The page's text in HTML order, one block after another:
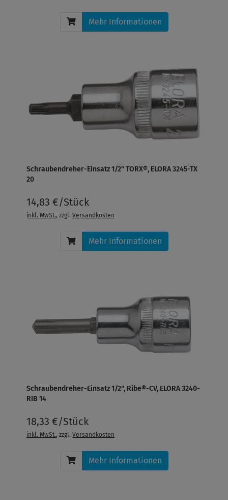
Mehr Informationen
Schraubendreher-Einsatz 1/2" TORX®, ELORA 3245-TX
20
14,83 €/Stück
inkl. MwSt., zzgl.Versandkosten
Mehr Informationen
Schraubendreher-Einsatz 1/2", Ribe®-CV, ELORA 3240-
RIB 14
18,33 €/Stück
inkl. MwSt., zzgl.Versandkosten
Mehr Informationen